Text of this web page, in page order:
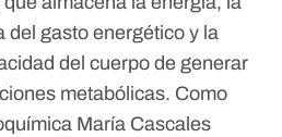
del gasto energético y la
del cuerpo de generar
metabólicas. Como
María Cascales